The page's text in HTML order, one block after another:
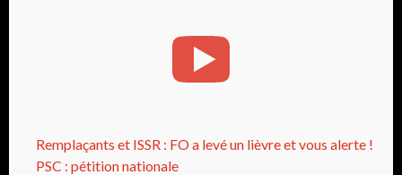
Remplaçants et ISSR : FO a levé un lièvre et vous alerte !
PSC : pétition nationale